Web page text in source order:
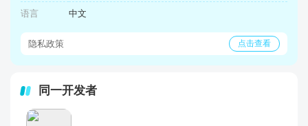
语言 中文
隐私政策 点击查看
同一开发者